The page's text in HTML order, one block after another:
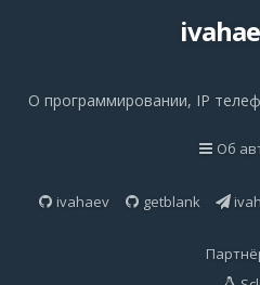
О программировании, IP
Об
ivahaev getblank